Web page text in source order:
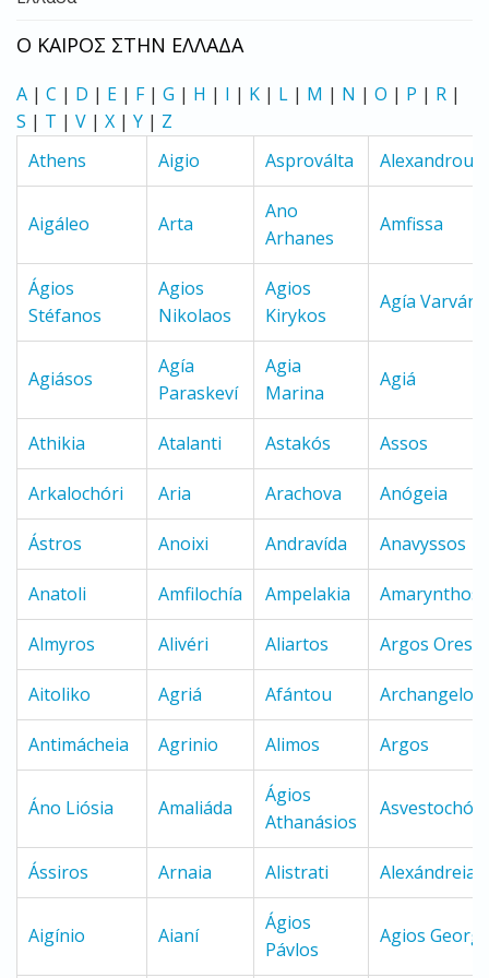
Ο ΚΑΙΡΟΣ ΣΤΗΝ ΕΛΛΑΔΑ
A | C | D | E | F | G | H | I | K | L | M | N | O | P | R |
S | T | V | X | Y | Z
Athens
Aigio Asproválta
Aigáleo Arta
Ano
Arhanes
Amfissa
Ágios
Stéfanos
Agios
Nikolaos
Agios
Kirykos
Agía Varvára
Agiásos
Agía
Paraskeví
Agia
Marina
Agiá
Athikia Atalanti Astakós Assos
Arkalochóri Aria Arachova Anógeia
Ástros Anoixi Andravída Anavyssos
Anatoli Amfilochía Ampelakia Amarynthos
Almyros Alivéri Aliartos Argos
Aitoliko Agriá Afántou Archangelos
Antimácheia Agrinio Alimos Argos
Áno Liósia Amaliáda
Ágios
Athanásios
Asvestochóri
Ássiros Arnaia Alistrati Alexándreia
Aigínio Aianí
Ágios
Pávlos
Agios